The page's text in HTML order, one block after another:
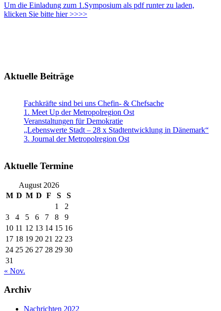
Um die Einladung zum 1.Symposium als pdf runter zu laden,
klicken Sie bitte hier >>>>
Aktuelle Beiträge
Fachkräfte sind bei uns Chefin- & Chefsache
1. Meet Up der Metropolregion Ost
Veranstaltungen für Demokratie
„Lebenswerte Stadt – 28 x Stadtentwicklung in Dänemark“
3. Journal der Metropolregion Ost
Aktuelle Termine
August 2026
M D M D F S
S
1
2
3
4 5 6 7 8
9
10 11 12 13 14 15 16
17 18 19 20 21 22 23
24 25 26 27 28 29 30
31
« Nov.
Archiv
Nachrichten 2022